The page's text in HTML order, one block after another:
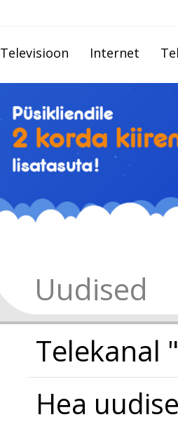
Televisioon Internet
Uudised
Hea